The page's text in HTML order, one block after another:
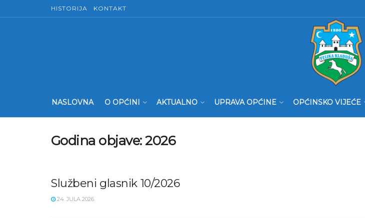
HISTORIJA KONTAKT
NASLOVNA O OPĆINI AKTUALNO UPRAVA OPĆINE OPĆINSKO VIJEĆE
Godina objave:2026
Službeni glasnik 10/2026
24. JULA 2026.